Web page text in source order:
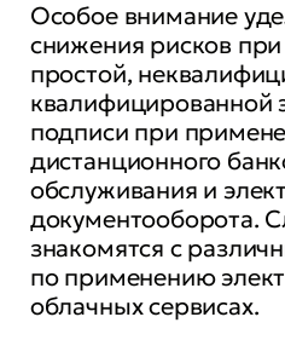
Особое внимание
снижения рисков
простой,
квалифицированной
подписи при
дистанционного
обслуживания и
документооборота.
знакомятся с
по применению
облачных сервисах.